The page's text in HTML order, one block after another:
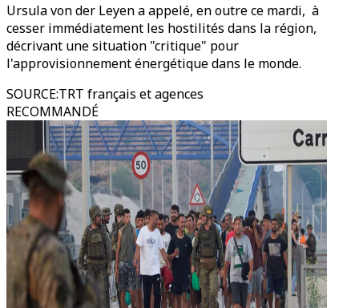
Ursula von der Leyen a appelé, en outre ce mardi, à
cesser immédiatement les hostilités dans la région,
décrivant une situation "critique" pour
l'approvisionnement énergétique dans le monde.
SOURCE:TRT français et agences
RECOMMANDÉ